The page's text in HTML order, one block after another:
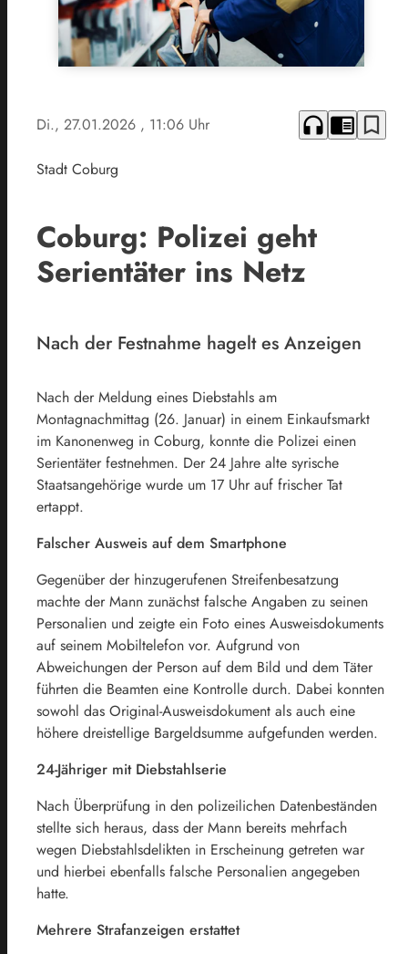
Di., 27.01.2026 , 11:06 Uhr headphones chrome_reader_mode bookmark_border
Stadt Coburg
Coburg: Polizei geht
Serientäter ins Netz
Nach der Festnahme hagelt es Anzeigen
Nach der Meldung eines Diebstahls am
Montagnachmittag (26. Januar) in einem Einkaufsmarkt
im Kanonenweg in Coburg, konnte die Polizei einen
Serientäter festnehmen. Der 24 Jahre alte syrische
Staatsangehörige wurde um 17 Uhr auf frischer Tat
ertappt.
Falscher Ausweis auf dem Smartphone
Gegenüber der hinzugerufenen Streifenbesatzung
machte der Mann zunächst falsche Angaben zu seinen
Personalien und zeigte ein Foto eines Ausweisdokuments
auf seinem Mobiltelefon vor. Aufgrund von
Abweichungen der Person auf dem Bild und dem Täter
führten die Beamten eine Kontrolle durch. Dabei konnten
sowohl das Original-Ausweisdokument als auch eine
höhere dreistellige Bargeldsumme aufgefunden werden.
24-Jähriger mit Diebstahlserie
Nach Überprüfung in den polizeilichen Datenbeständen
stellte sich heraus, dass der Mann bereits mehrfach
wegen Diebstahlsdelikten in Erscheinung getreten war
und hierbei ebenfalls falsche Personalien angegeben
hatte.
Mehrere Strafanzeigen erstattet